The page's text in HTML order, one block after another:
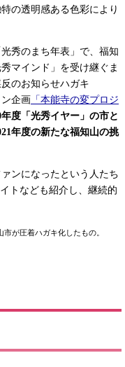
の透明感ある色彩により
秀のまち年表」で、福知
マインド」を受け継ぐま
のお知らせハガキ
企画 「本能寺の変プロジ
度「光秀イヤー」の市と
年度の新たな福知山の挑
ンになったという人たち
トなども紹介し、継続的
が圧着ハガキ化したもの。